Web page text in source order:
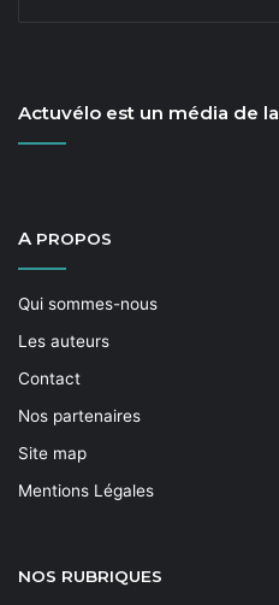
Actuvélo est un média de la
A PROPOS
Qui sommes-nous
Les auteurs
Contact
Nos partenaires
Site map
Mentions Légales
NOS RUBRIQUES